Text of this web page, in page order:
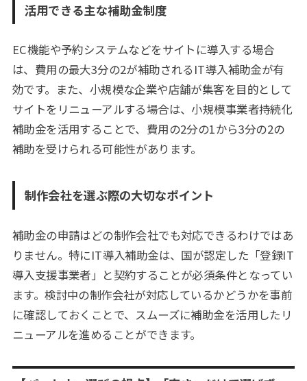
活用できる主な補助金制度
EC機能や予約システムなどをサイトに導入する場合
は、費用の最大3分の2が補助されるIT導入補助金が有
効です。また、小規模な企業や店舗が集客を目的として
サイトをリニューアルする場合は、小規模事業者持続化
補助金を活用することで、費用の2分の1から3分の2の
補助を受けられる可能性があります。
制作会社を選ぶ際の大切なポイント
補助金の申請はどの制作会社でも対応できるわけではあ
りません。特にIT導入補助金は、国が認定した「登録IT
導入支援事業者」と契約することが必須条件となってい
ます。検討中の制作会社が対応しているかどうかを事前
に確認しておくことで、スムーズに補助金を活用したリ
ニューアルを進めることができます。